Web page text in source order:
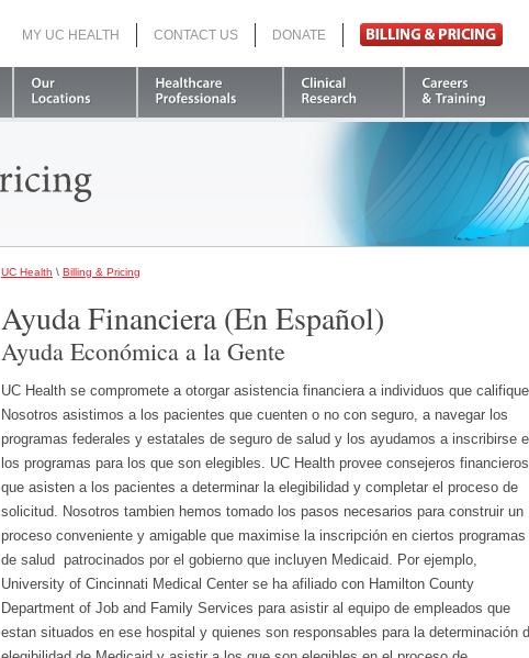
MY UC HEALTH CONTACT US DONATE
Search
UC Health \ Billing & Pricing
Ayuda Financiera (En Español)
Ayuda Económica a la Gente
UC Health se compromete a otorgar asistencia financiera a individuos que
Nosotros asistimos a los pacientes que cuenten o no con seguro, a navegar los
programas federales y estatales de seguro de salud y los ayudamos a inscribirse
los programas para los que son elegibles. UC Health provee consejeros financieros
que asisten a los pacientes a determinar la elegibilidad y completar el proceso de
solicitud. Nosotros tambien hemos tomado los pasos necesarios para construir un
proceso conveniente y amigable que maximise la inscripción en ciertos programas
de salud patrocinados por el gobierno que incluyen Medicaid. Por ejemplo,
University of Cincinnati Medical Center se ha afiliado con Hamilton County
Department of Job and Family Services para asistir al equipo de empleados que
estan situados en ese hospital y quienes son responsables para la determinación